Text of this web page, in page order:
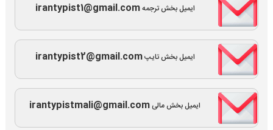
ایمیل بخش ترجمهirantypist1@gmail.com
ایمیل بخش تایپirantypist2@gmail.com
ایمیل بخش مالیirantypistmali@gmail.com